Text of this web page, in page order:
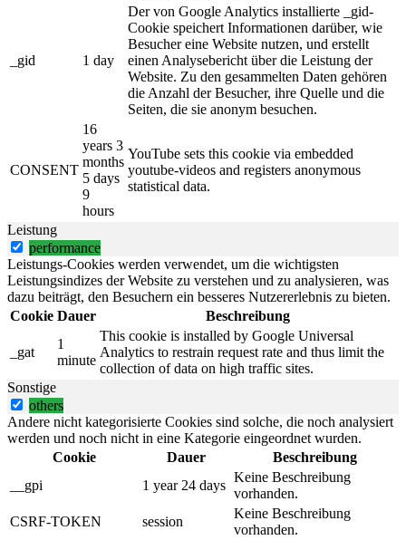
_gid 1 day
Der von Google Analytics installierte _gid-
Cookie speichert Informationen darüber, wie
Besucher eine Website nutzen, und erstellt
einen Analysebericht über die Leistung der
Website. Zu den gesammelten Daten gehören
die Anzahl der Besucher, ihre Quelle und die
Seiten, die sie anonym besuchen.
CONSENT
16
years 3
months
5 days
9
hours
YouTube sets this cookie via embedded
youtube-videos and registers anonymous
statistical data.
Leistung
performance
Leistungs-Cookies werden verwendet, um die wichtigsten
Leistungsindizes der Website zu verstehen und zu analysieren, was
dazu beiträgt, den Besuchern ein besseres Nutzererlebnis zu bieten.
Cookie Dauer Beschreibung
_gat
1
minute
This cookie is installed by Google Universal
Analytics to restrain request rate and thus limit the
collection of data on high traffic sites.
Sonstige
others
Andere nicht kategorisierte Cookies sind solche, die noch analysiert
werden und noch nicht in eine Kategorie eingeordnet wurden.
Cookie
Dauer
Beschreibung
__gpi
1 year 24 days
Keine Beschreibung
vorhanden.
CSRF-TOKEN
session
Keine Beschreibung
vorhanden.